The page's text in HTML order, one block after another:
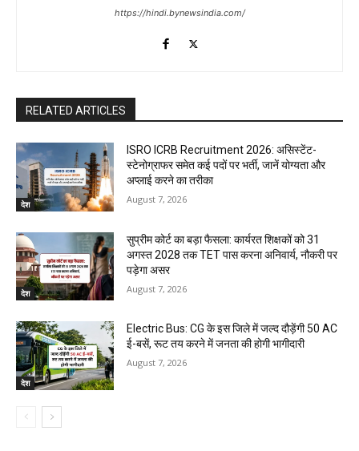
https://hindi.bynewsindia.com/
RELATED ARTICLES
देश
ISRO ICRB Recruitment 2026: असिस्टेंट-
स्टेनोग्राफर समेत कई पदों पर भर्ती, जानें योग्यता और
अप्लाई करने का तरीका
August 7, 2026
देश
सुप्रीम कोर्ट का बड़ा फैसला: कार्यरत शिक्षकों को 31
अगस्त 2028 तक TET पास करना अनिवार्य, नौकरी पर
पड़ेगा असर
August 7, 2026
देश
Electric Bus: CG के इस जिले में जल्द दौड़ेंगी 50 AC
ई-बसें, रूट तय करने में जनता की होगी भागीदारी
August 7, 2026